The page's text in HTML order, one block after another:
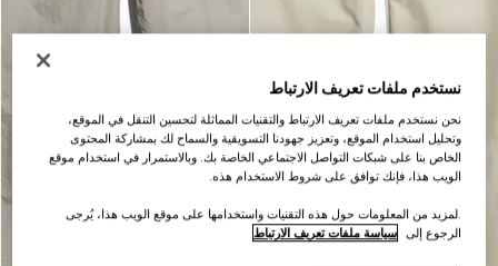
نستخدم ملفات تعريف الارتباط
نحن نستخدم ملفات تعريف الارتباط والتقنيات المماثلة لتحسين التنقل في الموقع،
وتحليل استخدام الموقع، وتعزيز جهودنا التسويقية والسماح لك بمشاركة المحتوى
الخاص بنا على شبكات التواصل الاجتماعي الخاصة بك. وبالاستمرار في استخدام موقع
الويب هذا، فإنك توافق على شروط الاستخدام هذه.
.لمزيد من المعلومات حول هذه التقنيات واستخدامها على موقع الويب هذا، يُرجى
الرجوع إلى سياسة ملفات تعريف الارتباط